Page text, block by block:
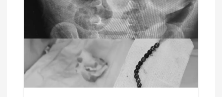
о
а